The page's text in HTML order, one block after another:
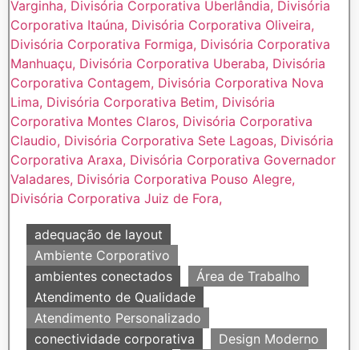
adequação de layout
Ambiente Corporativo
ambientes conectados
Área de Trabalho
Atendimento de Qualidade
Atendimento Personalizado
conectividade corporativa
Design Moderno